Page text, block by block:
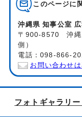
このページに
沖縄県 知事公室
〒900-8570 沖縄
側）
電話：098-866-
お問い合わせ
フォトギャラリー